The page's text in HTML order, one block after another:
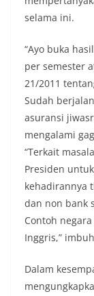
selama ini.
“Ayo buka
per semester
21/2011
Sudah
asuransi
mengalami
“Terkait
Presiden
kehadirannya
dan non bank
Contoh
Inggris,”
Dalam